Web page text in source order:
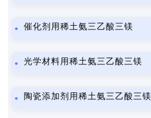
催化剂用稀土氨三乙酸三镁
光学材料用稀土氨三乙酸三镁
陶瓷添加剂用稀土氨三乙酸三镁